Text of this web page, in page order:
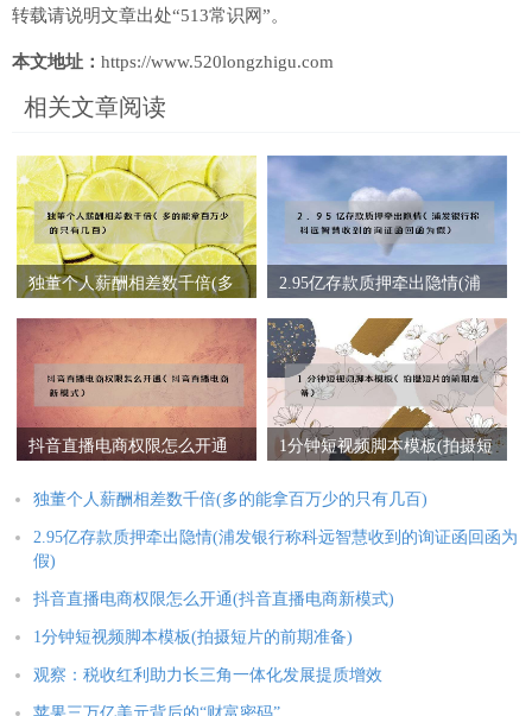
转载请说明文章出处“513常识网”。
本文地址： https://www.520longzhigu.com
相关文章阅读
独董个人薪酬相差数千倍(多
2.95亿存款质押牵出隐情(浦
证函回函为假)
抖音直播电商权限怎么开通
1分钟短视频脚本模板(拍摄短
独董个人薪酬相差数千倍(多的能拿百万少的只有几百)
2.95亿存款质押牵出隐情(浦发银行称科远智慧收到的询证函回函为
假)
抖音直播电商权限怎么开通(抖音直播电商新模式)
1分钟短视频脚本模板(拍摄短片的前期准备)
观察：税收红利助力长三角一体化发展提质增效